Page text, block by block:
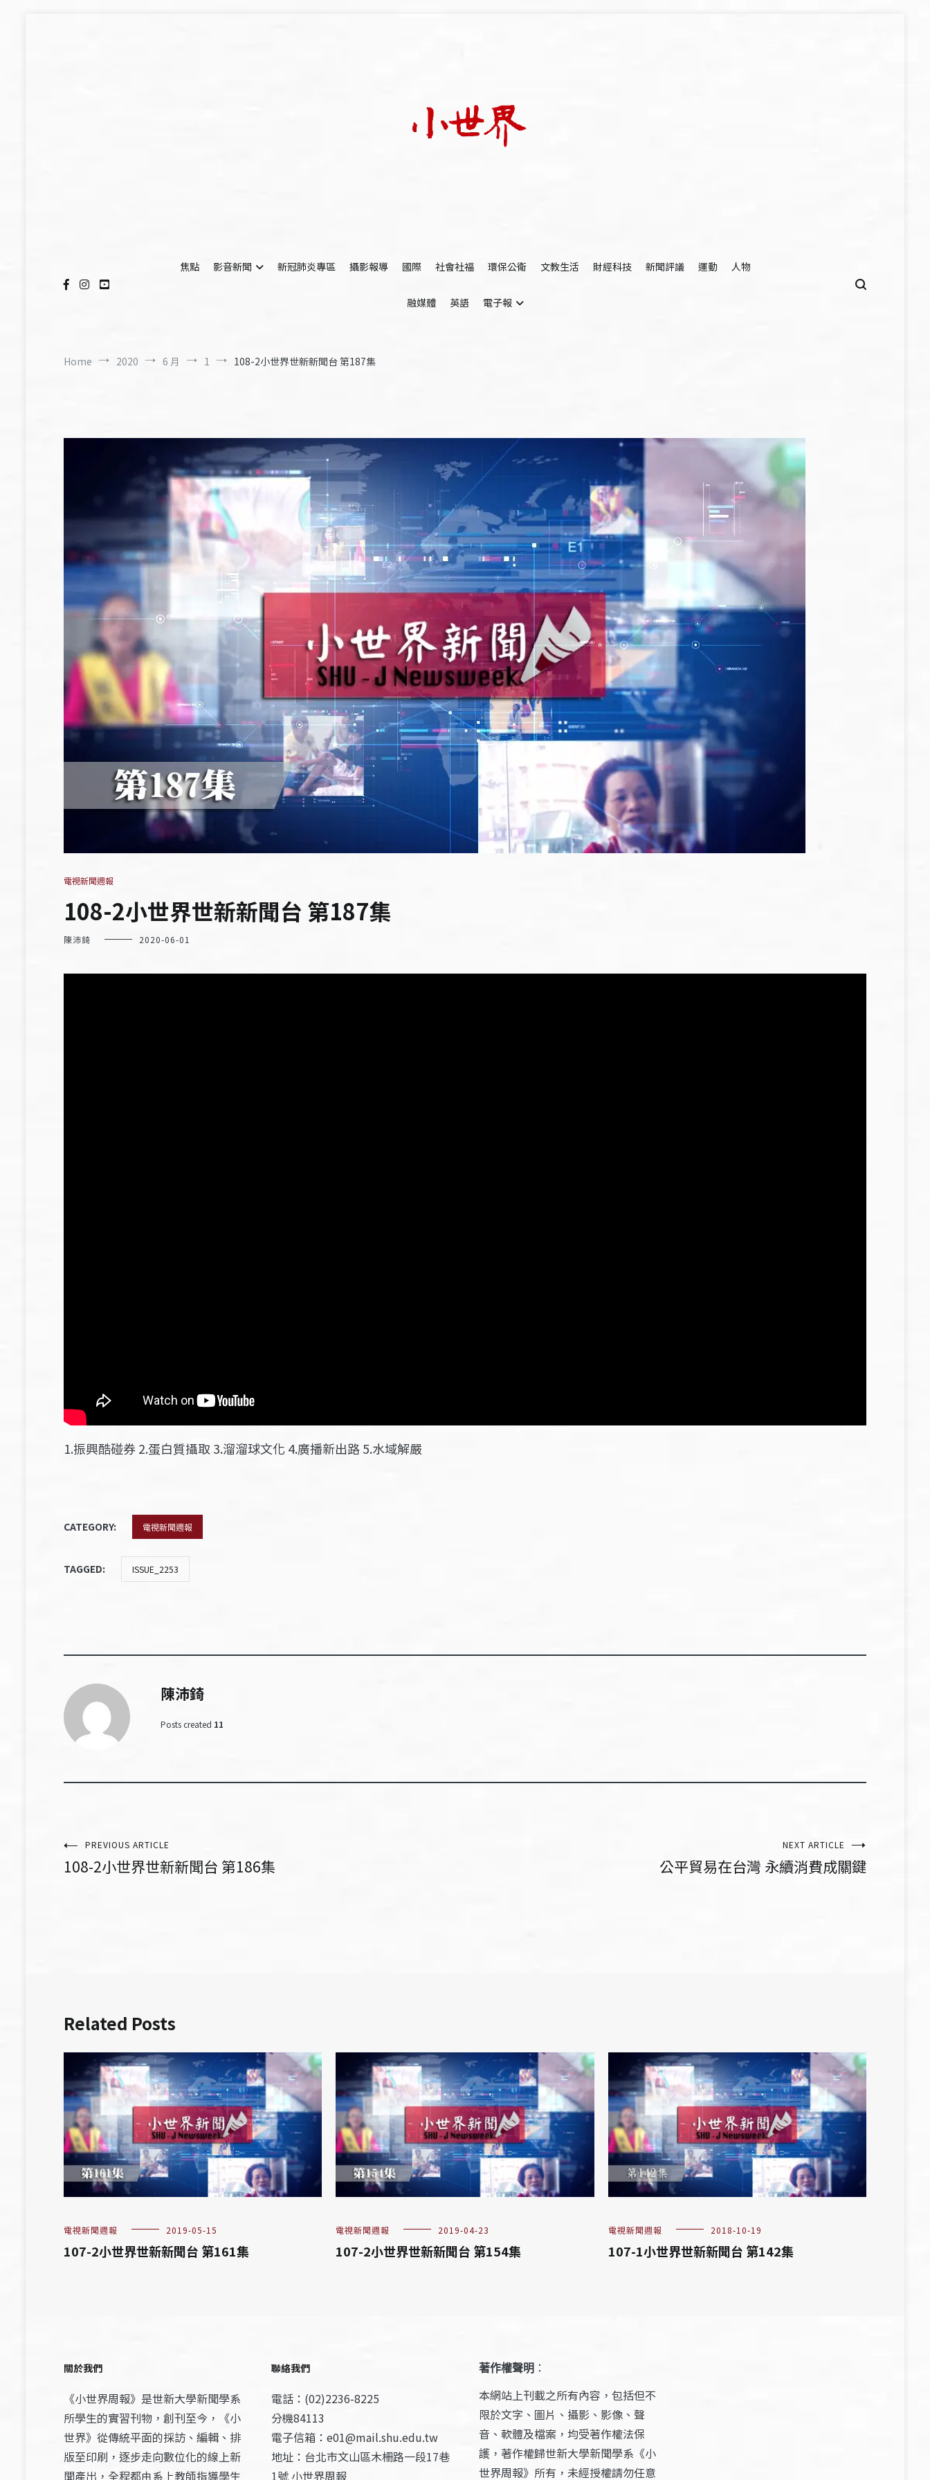
焦點
影音新聞 新冠肺炎專區 攝影報導 國際 社會社福 環保公衛 文教生活 財經科技 新聞評議 運動 人物
融媒體 英語 電子報
Home 2020 6 月 1 108-2小世界世新新聞台 第187集
電視新聞週報
108-2小世界世新新聞台 第187集
陳沛錡 2020-06-01
1.振興酷碰券 2.蛋白質攝取 3.溜溜球文化 4.廣播新出路 5.水域解嚴
CATEGORY: 電視新聞週報
TAGGED: ISSUE_2253
陳沛錡
Posts created 11
文PREVIOUS ARTICLE
108-2小世界世新新聞台 第186集
NEXT ARTICLE
公平貿易在台灣 永續消費成關鍵
Related Posts
電視新聞週報 2019-05-15
107-2小世界世新新聞台 第161集
電視新聞週報 2019-04-23
107-2小世界世新新聞台 第154集
電視新聞週報 2018-10-19
107-1小世界世新新聞台 第142集
關於我們
《小世界周報》是世新大學新聞學系
所學生的實習刊物，創刊至今，《小
世界》從傳統平面的採訪、編輯、排
版至印刷，逐步走向數位化的線上新
聞產出，全程都由系上教師指導學生
聯絡我們
電話：(02)2236-8225
分機84113
電子信箱：e01@mail.shu.edu.tw
地址：台北市文山區木柵路一段17巷
1號 小世界周報
著作權聲明 ：
本網站上刊載之所有內容，包括但不
限於文字、圖片、攝影、影像、聲
音、軟體及檔案，均受著作權法保
護，著作權歸世新大學新聞學系《小
世界周報》所有，未經授權請勿任意